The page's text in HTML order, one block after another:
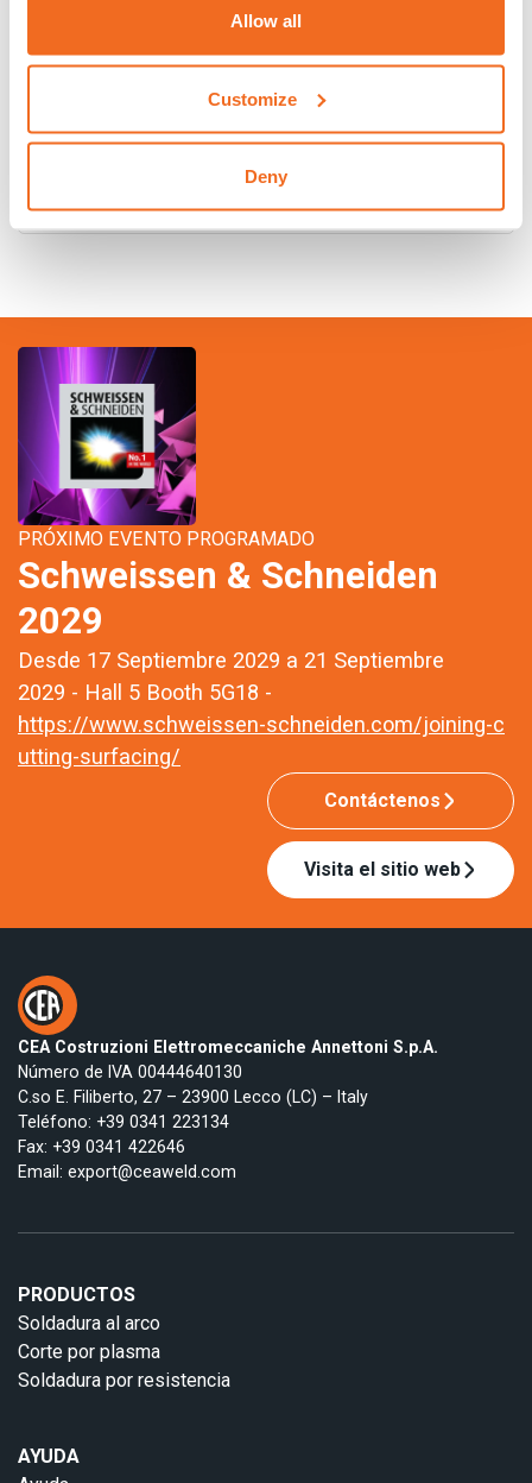
Allow all
Customize
Deny
DIGITECH VP4 COMPACT: EL LÍMITE DE
PRÓXIMO EVENTO PROGRAMADO
Schweissen & Schneiden
2029
Desde 17 Septiembre 2029 a 21 Septiembre
2029 - Hall 5 Booth 5G18 -
https://www.schweissen-schneiden.com/joining-c
utting-surfacing/
Contáctenos
Visita el sitio web
CEA Costruzioni Elettromeccaniche Annettoni S.p.A.
Número de IVA 00444640130
C.so E. Filiberto, 27 – 23900 Lecco (LC) – Italy
Teléfono: +39 0341 223134
Fax: +39 0341 422646
Email: export@ceaweld.com
PRODUCTOS
Soldadura al arco
Corte por plasma
Soldadura por resistencia
AYUDA